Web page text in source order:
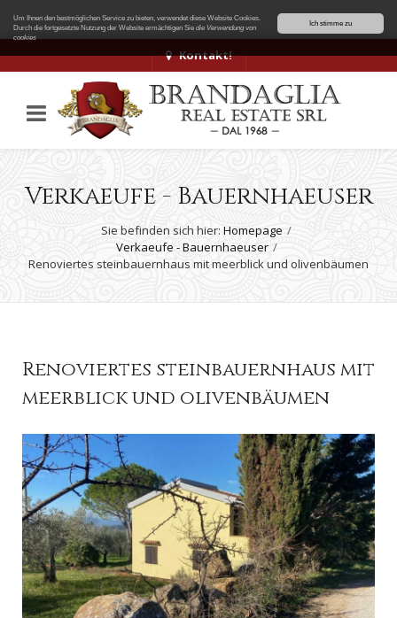
Ich stimme zu
Um Ihnen den bestmöglichen Service zu bieten, verwendet diese Website Cookies.
Durch die fortgesetzte Nutzung der Website ermächtigen Sie die Verwendung von
cookies
Kontakt!
Verkaeufe - Bauernhaeuser
Sie befinden sich hier: Homepage
Verkaeufe - Bauernhaeuser
Renoviertes steinbauernhaus mit meerblick und olivenbäumen
Renoviertes steinbauernhaus mit
meerblick und olivenbäumen